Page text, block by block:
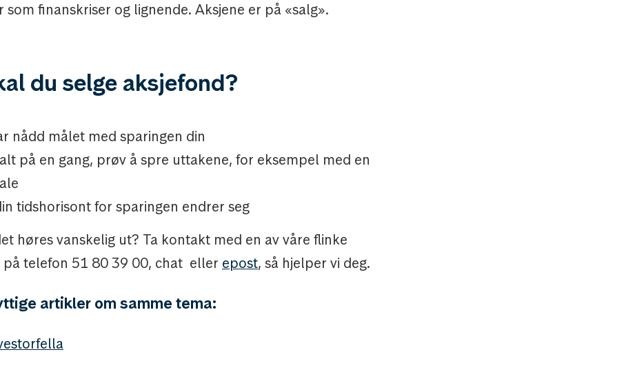
som finanskriser og lignende. Aksjene er på «salg».
du selge aksjefond?
nådd målet med sparingen din
på en gang, prøv å spre uttakene, for eksempel med en
tidshorisont for sparingen endrer seg
høres vanskelig ut? Ta kontakt med en av våre flinke
på telefon 51 80 39 00, chat eller epost, så hjelper vi deg.
artikler om samme tema: